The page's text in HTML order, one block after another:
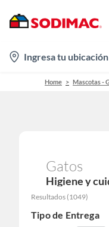
location-
icon
Ingresa tu ubicación
Home Mascotas -
Gatos
Higiene y
Resultados (1049)
Tipo de Entrega